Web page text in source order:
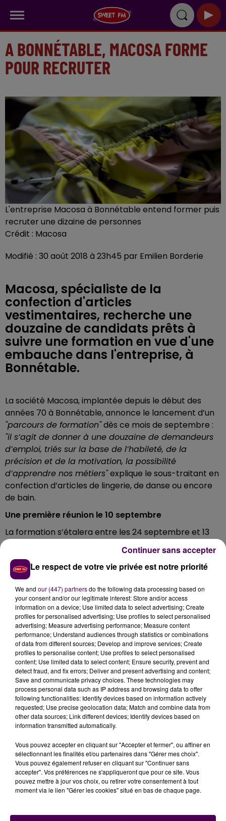
A BONNÉTABLE, MACOSA FORME
POUR RECRUTER
L'entreprise Macosa à Bonnétable entend former puis
recruter une dizaine de personnes
Crédit : Macosa
Modifié : 30 août 2018 à 23h45 par Emilien Borderie
Macosa, spécialiste de la
confection d'articles
vestimentaires, recherche une
douzaine de candidats prêts à
suivre une formation en vue d'une
embauche dans l'entreprise, à
Bonnétable.
La société Macosa, implantée depuis le début des
années 70 à Bonnétable, annonce le lancement d’un
"parcours de formation"dès ce mois de septembre :
"il s’agit de donner à une douzaine de demandeurs
d’emploi, triés sur la base de l’habileté, de la
précision et de la motivation, la possibilité
d’apprendre nos métiers"explique le sous-traitant en
confection d’articles de lingerie, de danse ou encore
de bain.
Une première réunion le 10 septembre
La formation s’étalera entre les 24 septembre et 13
décembre, avec au préalable une réunion calée au 10
septembre au sein-même de l’entreprise, rue Jean-
Moulin :"Les personnes intéressées seront amenées à
passer des exercices d’évaluation et un entretien de
motivation. Les candidats retenus accèderont
ensuite à 400 heures de formation"… Et si tout se
passe bien ?"Les stagiaires se verront proposer un
CDD de 6 mois suivi d’un CDI"promet-on chez
Macosa.
Les personnes intéressées doivent s’inscrire au plus
vite auprès de la plateforme de vocation Pôle Emploi
du Mans au 02 44 02 20 20.
Le respect de votre vie privée est notre priorité
We and our (447) partnersdo the following data processing based on
your consent and/or our legitimate interest: Store and/or access
information on a device; Use limited data to select advertising; Create
profiles for personalised advertising; Use profiles to select personalised
advertising; Measure advertising performance; Measure content
performance; Understand audiences through statistics or combinations
of data from different sources; Develop and improve services; Create
profiles to personalise content; Use profiles to select personalised
content; Use limited data to select content; Ensure security, prevent and
detect fraud, and fix errors; Deliver and present advertising and content;
Save and communicate privacy choices. These technologies may
process personal data such as IP address and browsing data to offer
following functionalities: Identify devices based on information actively
requested; Use precise geolocation data; Match and combine data from
other data sources; Link different devices; Identify devices based on
information transmitted automatically.
Vous pouvez accepter en cliquant sur "Accepter et fermer", ou affiner en
sélectionnant les finalités et/ou partenaires dans "Gérer mes choix".
Vous pouvez également refuser en cliquant sur "Continuer sans
accepter". Vos préférences ne s'appliqueront que pour ce site. Vous
pouvez mettre à jour vos choix, ou retirer votre consentement à tout
moment via le lien "Gérer les cookies" situé en bas de chaque page.
Continuer sans accepter